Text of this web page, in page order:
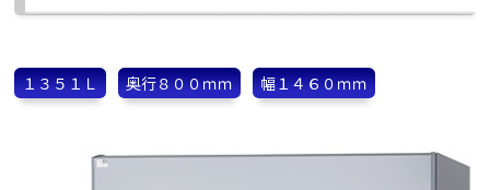
１３５１Ｌ 奥行８００ｍｍ 幅１４６０ｍｍ